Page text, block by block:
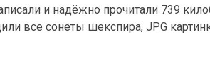
и надёжно прочитали 739
все сонеты шекспира, JPG